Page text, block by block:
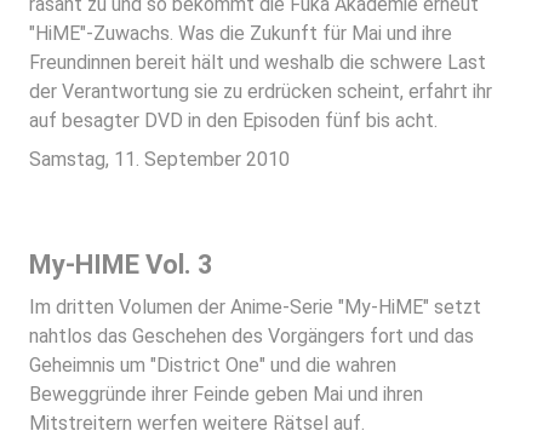
"HiME"-Zuwachs. Was die Zukunft für Mai und ihre
Freundinnen bereit hält und weshalb die schwere Last
der Verantwortung sie zu erdrücken scheint, erfahrt ihr
auf besagter DVD in den Episoden fünf bis acht.
Samstag, 11. September 2010
My-HIME Vol. 3
Im dritten Volumen der Anime-Serie "My-HiME" setzt
nahtlos das Geschehen des Vorgängers fort und das
Geheimnis um "District One" und die wahren
Beweggründe ihrer Feinde geben Mai und ihren
Mitstreitern werfen weitere Rätsel auf.